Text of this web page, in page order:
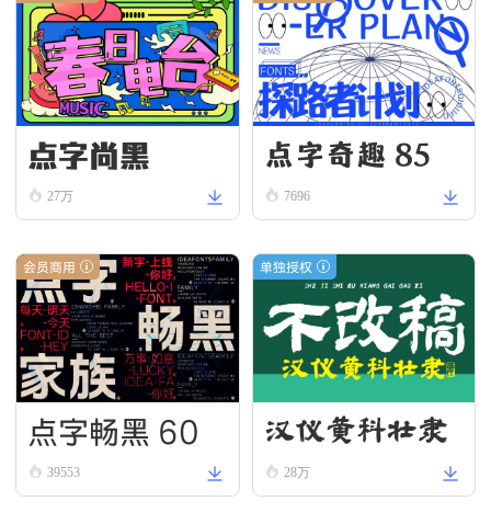
点字尚黑
27万
点字奇趣 85
7696
会员商用
点字畅黑 60
39553
单独授权
汉仪黄科壮隶
W28万